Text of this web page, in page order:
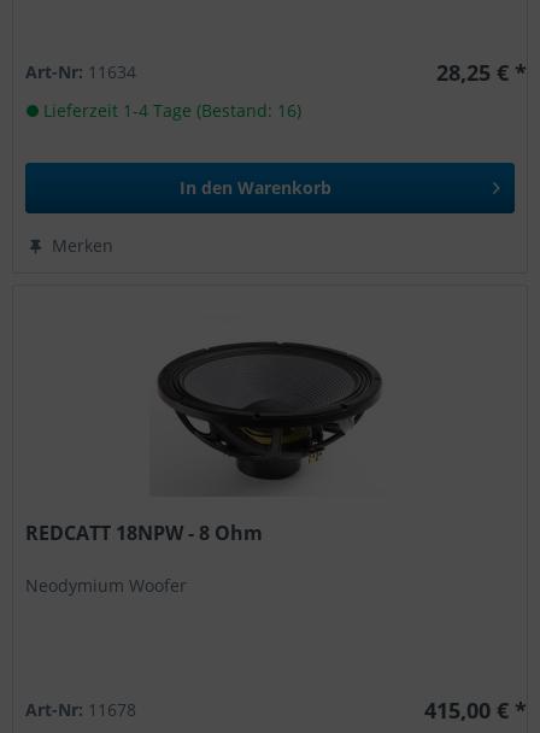
Art-Nr: 11634 28,25 € *
Lieferzeit 1-4 Tage (Bestand: 16)
In den Warenkorb
Merken
REDCATT 18NPW - 8 Ohm
Neodymium Woofer
Art-Nr: 11678 415,00 € *